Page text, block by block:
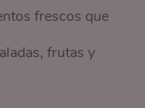
frescos que
frutas y